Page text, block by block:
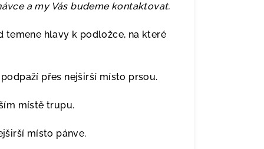
a my Vás budeme kontaktovat.
temene hlavy k podložce, na které
přes nejširší místo prsou.
místě trupu.
místo pánve.